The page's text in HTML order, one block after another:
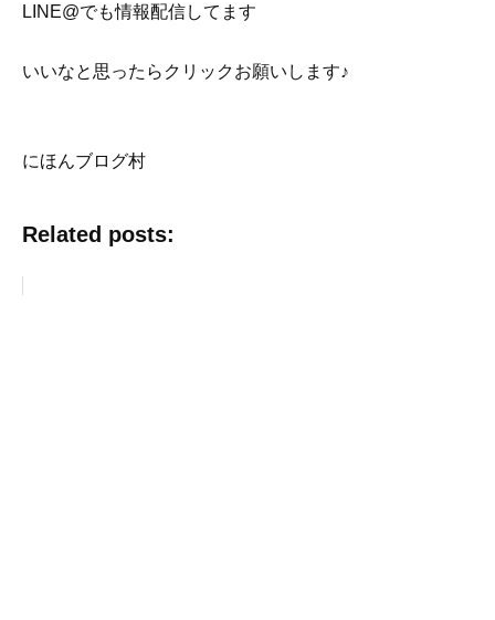
LINE@でも情報配信してます
いいなと思ったらクリックお願いします♪
にほんブログ村
Related posts: